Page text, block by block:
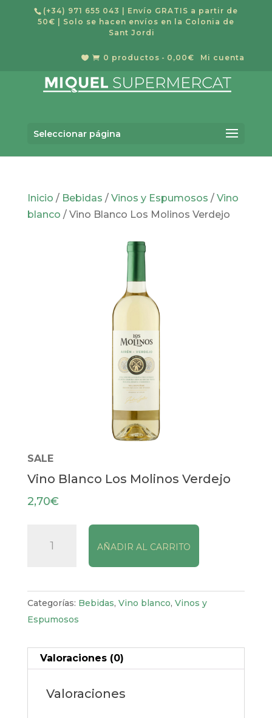
(+34) 971 655 043
| Envío GRATIS a partir de
50€ | Solo se hacen envíos en la Colonia de
Sant Jordi
Mi cuenta
  0 productos 0,00€
Seleccionar página
de
productos
Inicio / Bebidas / Vinos y Espumosos / Vino
blanco / Vino Blanco Los Molinos Verdejo
SALE
Vino Blanco Los Molinos Verdejo
2,70€
Blanco
Verdejo
cantidad
AÑADIR AL CARRITO
Categorías: Bebidas, Vino blanco, Vinos y
Espumosos
Valoraciones (0)
Valoraciones